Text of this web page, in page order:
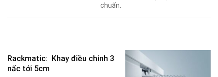
chuẩn.
Rackmatic: Khay điều chỉnh 3
nấc tới 5cm